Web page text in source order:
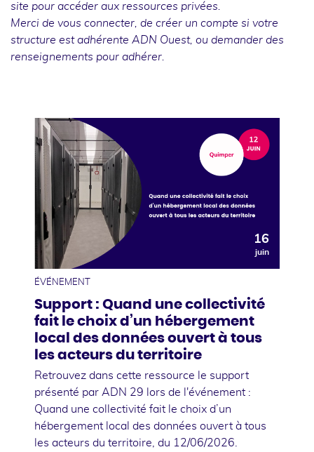
site pour accéder aux ressources privées.
Merci de vous connecter , de créer un compte si votre
structure est adhérente ADN Ouest, ou demander des
renseignements pour adhérer.
16
juin
ÉVÉNEMENT
Support : Quand une collectivité
fait le choix d’un hébergement
local des données ouvert à tous
les acteurs du territoire
Retrouvez dans cette ressource le support
présenté par ADN 29 lors de l'événement :
Quand une collectivité fait le choix d’un
hébergement local des données ouvert à tous
les acteurs du territoire, du 12/06/2026.